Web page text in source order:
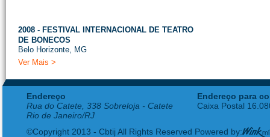
2008 - FESTIVAL INTERNACIONAL DE TEATRO
DE BONECOS
Belo Horizonte, MG
Ver Mais >
Endereço
Rua do Catete, 338 Sobreloja - Catete
Rio de Janeiro/RJ
Endereço para
Caixa Postal
©Copyright 2013 - Cbtij All Rights Reserved Powered by: